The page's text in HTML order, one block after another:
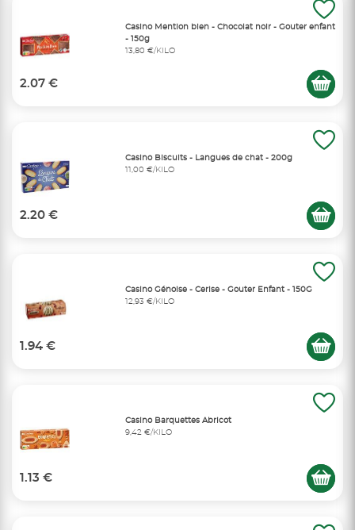
Casino Mention bien - Chocolat noir - Gouter enfant
- 150g
13,80 €/KILO
2.07 €
Casino Biscuits - Langues de chat - 200g
11,00 €/KILO
2.20 €
Casino Génoise - Cerise - Gouter Enfant - 150G
12,93 €/KILO
1.94 €
Casino Barquettes Abricot
9,42 €/KILO
1.13 €